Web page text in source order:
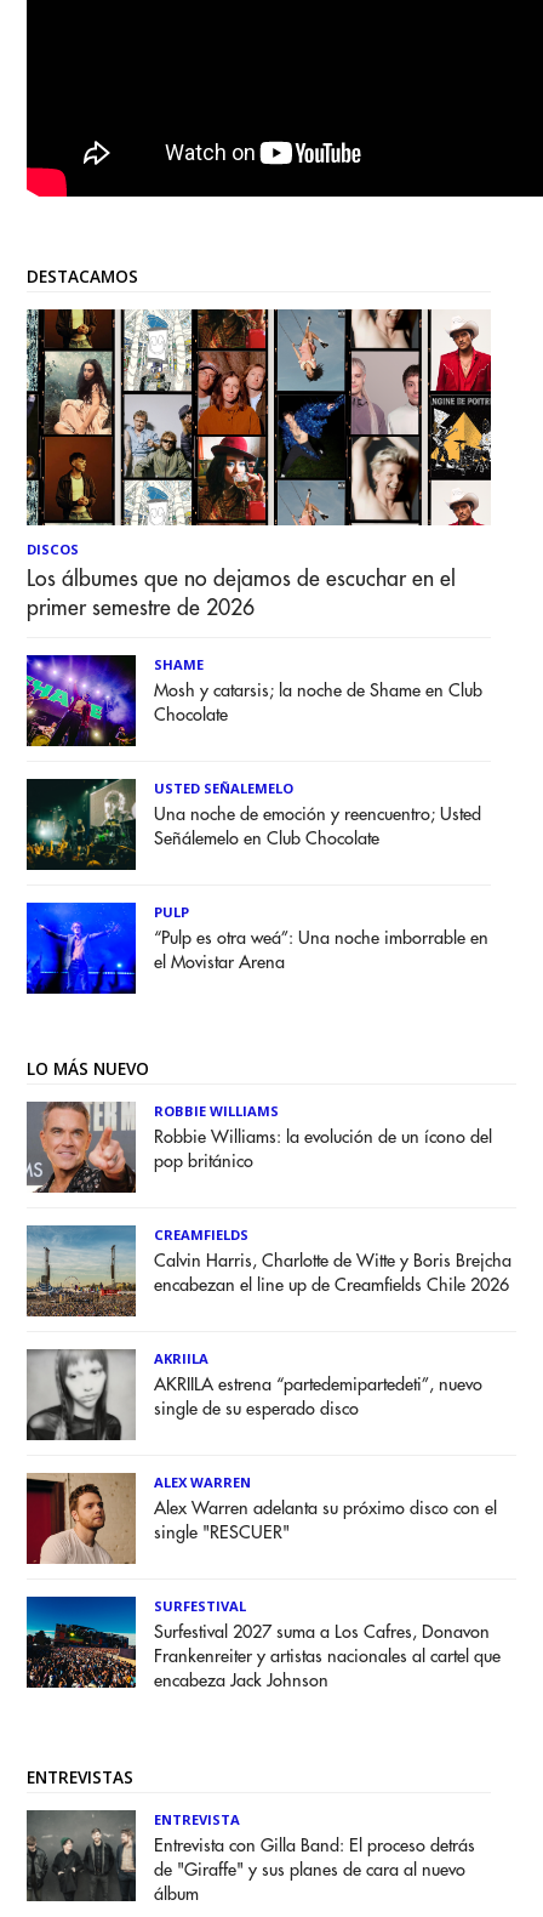
DESTACAMOS
DISCOS
Los álbumes que no dejamos de escuchar en el
primer semestre de 2026
SHAME
Mosh y catarsis; la noche de Shame en Club
Chocolate
USTED SEÑALEMELO
Una noche de emoción y reencuentro; Usted
Señálemelo en Club Chocolate
PULP
“Pulp es otra weá”: Una noche imborrable en
el Movistar Arena
LO MÁS NUEVO
ROBBIE WILLIAMS
Robbie Williams: la evolución de un ícono del
pop británico
CREAMFIELDS
Calvin Harris, Charlotte de Witte y Boris Brejcha
encabezan el line up de Creamfields Chile 2026
AKRIILA
AKRIILA estrena “partedemipartedeti”, nuevo
single de su esperado disco
ALEX WARREN
Alex Warren adelanta su próximo disco con el
single "RESCUER"
SURFESTIVAL
Surfestival 2027 suma a Los Cafres, Donavon
Frankenreiter y artistas nacionales al cartel que
encabeza Jack Johnson
ENTREVISTAS
ENTREVISTA
Entrevista con Gilla Band: El proceso detrás
de "Giraffe" y sus planes de cara al nuevo
álbum